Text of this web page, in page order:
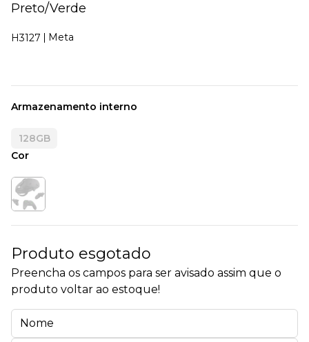
Preto/Verde
H3127 Meta
Armazenamento interno
128GB
Cor
Produto esgotado
Preencha os campos para ser avisado assim que o
produto voltar ao estoque!